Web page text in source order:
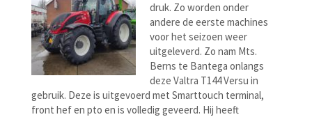
druk. Zo worden onder
andere de eerste machines
voor het seizoen weer
uitgeleverd. Zo nam Mts.
Berns te Bantega onlangs
deze Valtra T144 Versu in
gebruik. Deze is uitgevoerd met Smarttouch terminal,
front hef en pto en is volledig geveerd. Hij heeft